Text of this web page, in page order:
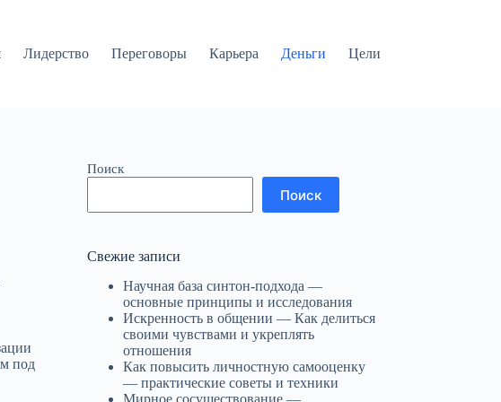
Лидерство Переговоры Карьера Деньги Цели
под
Поиск
Поиск
Свежие записи
Научная база синтон-подхода —
основные принципы и исследования
Искренность в общении — Как делиться
своими чувствами и укреплять
отношения
Как повысить личностную самооценку
— практические советы и техники
Мирное сосуществование —